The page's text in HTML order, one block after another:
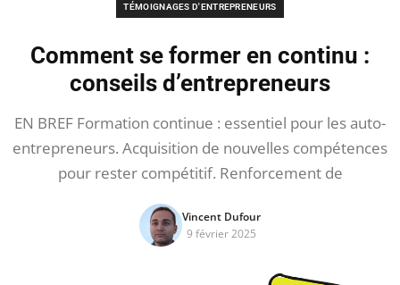
TÉMOIGNAGES D'ENTREPRENEURS
Comment se former en continu :
conseils d’entrepreneurs
EN BREF Formation continue : essentiel pour les auto-
entrepreneurs. Acquisition de nouvelles compétences
pour rester compétitif. Renforcement de
Vincent Dufour
9 février 2025